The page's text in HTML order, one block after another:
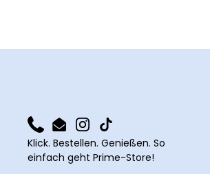
PhoneEmailInstagram
TikTok
Klick. Bestellen. Genießen. So
einfach geht Prime-Store!